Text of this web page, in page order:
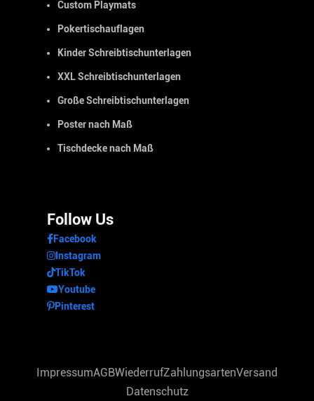
Custom Playmats
Pokertischauflagen
Kinder Schreibtischunterlagen
XXL Schreibtischunterlagen
Große Schreibtischunterlagen
Poster nach Maß
Tischdecke nach Maß
Follow Us
Facebook
Instagram
TikTok
Youtube
Pinterest
ImpressumAGBWiederrufZahlungsartenVersand
Datenschutz